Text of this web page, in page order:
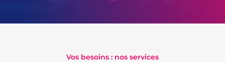
Vos besoins : nos services